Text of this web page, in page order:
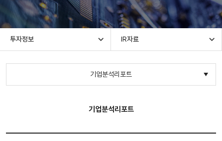
투자정보 IR자료
기업분석리포트
기업분석리포트